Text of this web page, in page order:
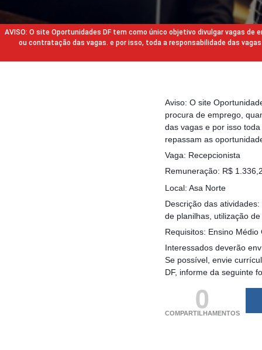
AVISO: O site Oportunidades DF tem como único objetivo divulgar vagas
ou contratação das vagas. e por isso, toda a responsabilidade das
Aviso: O site
procura de emprego,
das vagas e por isso
repassam as
Vaga: Recepcionista
Remuneração: R$
Local: Asa Norte
Descrição das
de planilhas, utilização
Requisitos: Ensino
Interessados deverão
Se possível, envie
DF, informe da seguinte
0
COMPARTILHAMENTOS